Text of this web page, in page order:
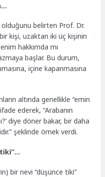
olduğunu belirten Prof. Dr.
kişi, uzaktan iki üç kişinin
hakkımda mı
başlar. Bu durum,
içine kapanmasına
altında genellikle “emin
ederek, “Arabanın
diye döner bakar, bir daha
şeklinde örnek verdi.
bir nevi “düşünce tiki”